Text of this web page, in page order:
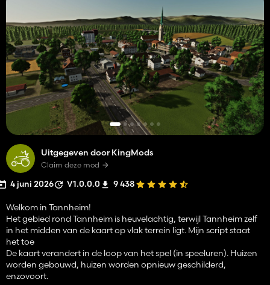
Uitgegeven door KingMods
Claim deze mod
4 juni 2026 V1.0.0.0 9 438
Welkom in Tannheim!
Het gebied rond Tannheim is heuvelachtig, terwijl Tannheim zelf
in het midden van de kaart op vlak terrein ligt. Mijn script staat
het toe
De kaart verandert in de loop van het spel (in speeluren). Huizen
worden gebouwd, huizen worden opnieuw geschilderd,
enzovoort.